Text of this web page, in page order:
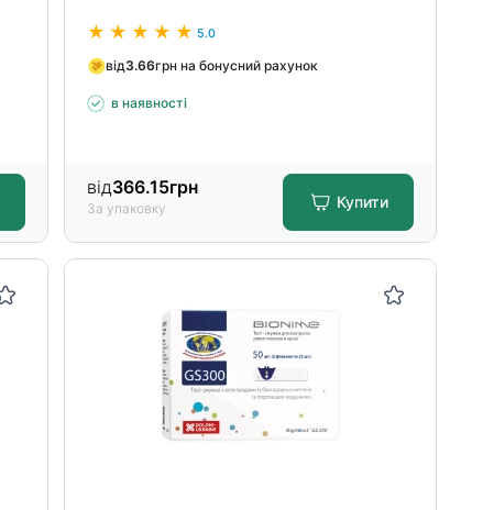
5.0
від3.66грн на бонусний рахунок
в наявності
від366.15грн
За упаковку Купити